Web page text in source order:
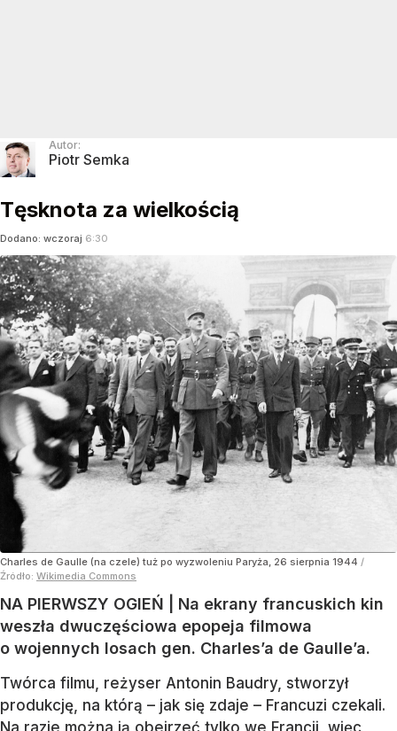
Autor:
Piotr Semka
Tęsknota za wielkością
Dodano: wczoraj 6:30
Charles de Gaulle (na czele) tuż po wyzwoleniu Paryża, 26 sierpnia 1944 /
Źródło: Wikimedia Commons
NA PIERWSZY OGIEŃ | Na ekrany francuskich kin
weszła dwuczęściowa epopeja filmowa
o wojennych losach gen. Charles’a de Gaulle’a.
Twórca filmu, reżyser Antonin Baudry, stworzył
produkcję, na którą – jak się zdaje – Francuzi czekali.
Na razie można ją obejrzeć tylko we Francji, więc